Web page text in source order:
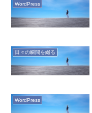
WordPress
日々の瞬間を綴る
WordPress